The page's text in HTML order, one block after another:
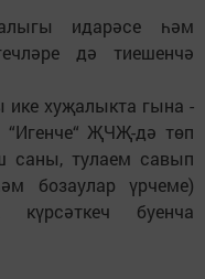
идарәсе һәм
дә тиешенчә
хуҗалыкта гына -
ҖЧҖ-дә төп
саны, тулаем савып
бозаулар үрчеме)
күрсәткеч буенча